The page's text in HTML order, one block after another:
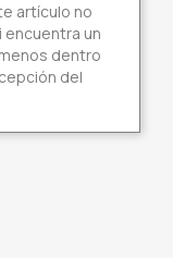
artículo no
encuentra un
dentro
del